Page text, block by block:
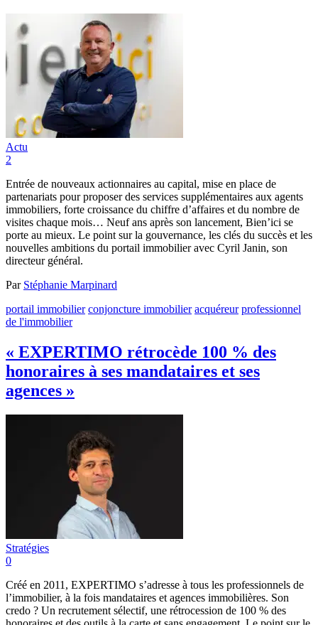
Actu
2
Entrée de nouveaux actionnaires au capital, mise en place de
partenariats pour proposer des services supplémentaires aux agents
immobiliers, forte croissance du chiffre d’affaires et du nombre de
visites chaque mois… Neuf ans après son lancement, Bien’ici se
porte au mieux. Le point sur la gouvernance, les clés du succès et les
nouvelles ambitions du portail immobilier avec Cyril Janin, son
directeur général.
Par Stéphanie Marpinard
portail immobilier conjoncture immobilier acquéreur professionnel
de l'immobilier
« EXPERTIMO rétrocède 100 % des
honoraires à ses mandataires et ses
agences »
Stratégies
0
Créé en 2011, EXPERTIMO s’adresse à tous les professionnels de
l’immobilier, à la fois mandataires et agences immobilières. Son
credo ? Un recrutement sélectif, une rétrocession de 100 % des